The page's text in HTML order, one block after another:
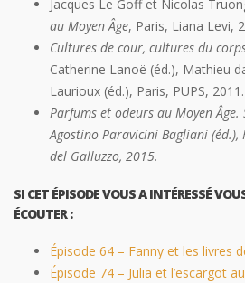
Jacques Le Goff et Nicolas
au Moyen Âge, Paris, Liana Levi,
Cultures de cour, cultures du
Catherine Lanoë (éd.), Mathieu
Laurioux (éd.), Paris, PUPS, 2011.
Parfums et odeurs au Moyen Âge.
Agostino Paravicini Bagliani (éd.),
del Galluzzo, 2015.
SI CET ÉPISODE VOUS A INTÉRESSÉ
ÉCOUTER :
Épisode 64 – Fanny et les livres
Épisode 74 – Julia et l’escargot